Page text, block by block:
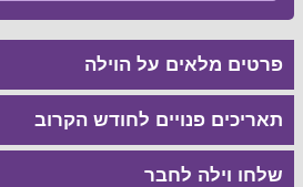
פרטים מלאים על הוילה
תאריכים פנויים לחודש הקרוב
שלחו וילה לחבר